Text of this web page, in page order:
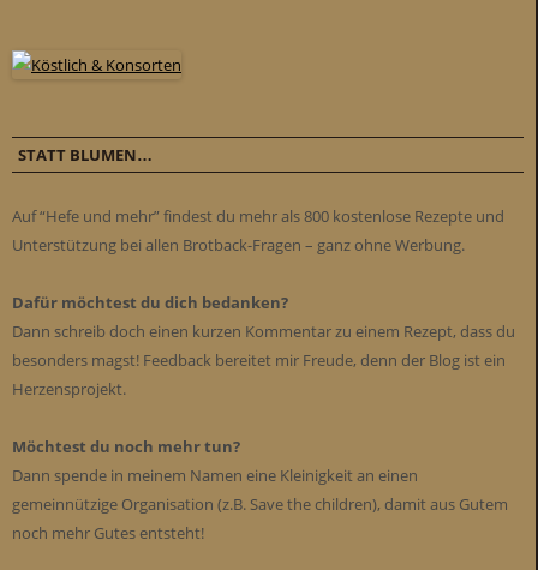
STATT BLUMEN…
Auf “Hefe und mehr” findest du mehr als 800 kostenlose Rezepte und
Unterstützung bei allen Brotback-Fragen – ganz ohne Werbung.
Dafür möchtest du dich bedanken?
Dann schreib doch einen kurzen Kommentar zu einem Rezept, dass du
besonders magst! Feedback bereitet mir Freude, denn der Blog ist ein
Herzensprojekt.
Möchtest du noch mehr tun?
Dann spende in meinem Namen eine Kleinigkeit an einen
gemeinnützige Organisation (z.B. Save the children), damit aus Gutem
noch mehr Gutes entsteht!